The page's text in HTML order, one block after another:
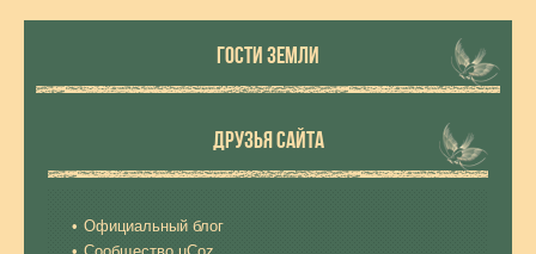
ГОСТИ ЗЕМЛИ
ДРУЗЬЯ САЙТА
Официальный блог